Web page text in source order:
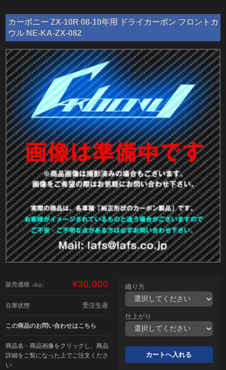
カーボニー ZX-10R 08-10年用 ドライカーボン フロントカ
ウル NE-KA-ZX-082
販売価格 （税込） ¥30,000
在庫状態 受注生産
この商品のお問い合わせはこちら
商品名・商品画像をクリックし、商品
詳細をご覧になった上でご注文くださ
い
織り方
仕上がり